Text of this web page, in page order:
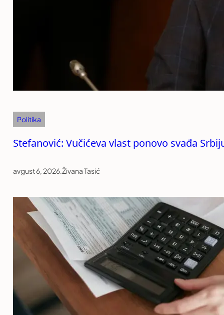
Politika
Stefanović: Vučićeva vlast ponovo svađa
avgust 6, 2026.Živana Tasić